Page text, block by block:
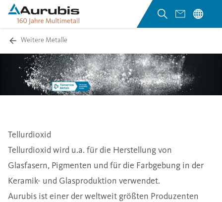
Weitere Metalle
Tellurdioxid
Tellurdioxid wird u.a. für die Herstellung von
Glasfasern, Pigmenten und für die Farbgebung in der
Keramik- und Glasproduktion verwendet.
Aurubis ist einer der weltweit größten Produzenten